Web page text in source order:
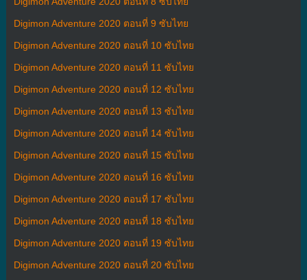
Digimon Adventure 2020 ตอนที่ 9 ซับไทย
Digimon Adventure 2020 ตอนที่ 10 ซับไทย
Digimon Adventure 2020 ตอนที่ 11 ซับไทย
Digimon Adventure 2020 ตอนที่ 12 ซับไทย
Digimon Adventure 2020 ตอนที่ 13 ซับไทย
Digimon Adventure 2020 ตอนที่ 14 ซับไทย
Digimon Adventure 2020 ตอนที่ 15 ซับไทย
Digimon Adventure 2020 ตอนที่ 16 ซับไทย
Digimon Adventure 2020 ตอนที่ 17 ซับไทย
Digimon Adventure 2020 ตอนที่ 18 ซับไทย
Digimon Adventure 2020 ตอนที่ 19 ซับไทย
Digimon Adventure 2020 ตอนที่ 20 ซับไทย